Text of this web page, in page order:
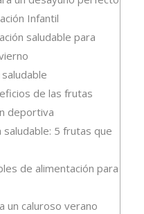
Infantil
saludable para
de las frutas
deportiva
5 frutas que
de alimentación para el
un caluroso verano